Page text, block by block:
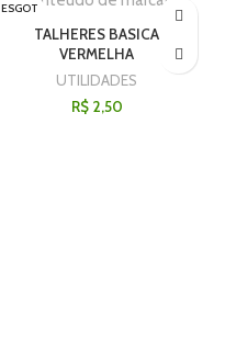
ESGOT
TALHERES BASICA
VERMELHA
UTILIDADES
R$2,50